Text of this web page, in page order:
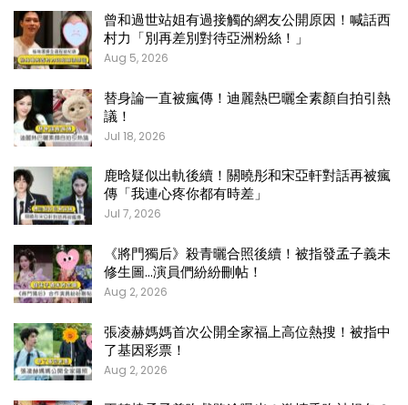
曾和過世站姐有過接觸的網友公開原因！喊話西
村力「別再差別對待亞洲粉絲！」
Aug 5, 2026
替身論一直被瘋傳！迪麗熱巴曬全素顏自拍引熱
議！
Jul 18, 2026
鹿晗疑似出軌後續！關曉彤和宋亞軒對話再被瘋
傳「我連心疼你都有時差」
Jul 7, 2026
《將門獨后》殺青曬合照後續！被指發孟子義未
修生圖…演員們紛紛刪帖！
Aug 2, 2026
張凌赫媽媽首次公開全家福上高位熱搜！被指中
了基因彩票！
Aug 2, 2026